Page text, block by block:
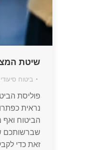
שיטת
ביטוח סיעודי
פוליסת
נראית
הביטוח
שברשותכם
זאת כדי